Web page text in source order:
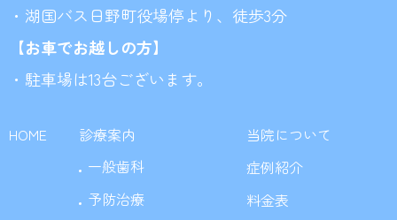
・湖国バス日野町役場停より、徒歩3分
【お車でお越しの方】
・駐車場は13台ございます。
HOME
診療案内
一般歯科
予防治療
当院について
症例紹介
料金表